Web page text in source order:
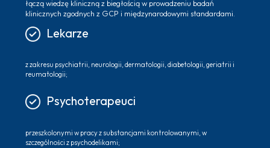
łączą wiedzę kliniczną z biegłością w prowadzeniu badań
klinicznych zgodnych z GCP i międzynarodowymi standardami.
Lekarze
z zakresu psychiatrii, neurologii, dermatologii, diabetologii, geriatrii i
reumatologii;
Psychoterapeuci
przeszkolonymi w pracy z substancjami kontrolowanymi, w
szczególności z psychodelikami;